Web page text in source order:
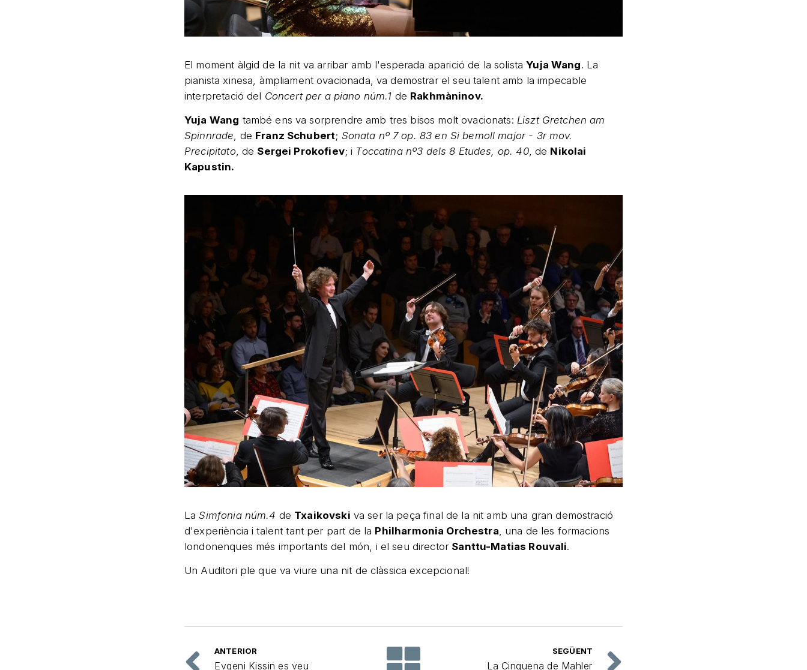
El moment àlgid de la nit va arribar amb l'esperada aparició de la solistaYuja Wang. La
pianista xinesa, àmpliament ovacionada, va demostrar el seu talent amb la impecable
interpretació del Concert per a piano núm.1 de Rakhmàninov.
Yuja Wang també ens va sorprendre amb tres bisos molt ovacionats: Liszt Gretchen am
Spinnrade, de Franz Schubert; Sonata nº 7 op. 83 en Si bemoll major - 3r mov.
Precipitato, de Sergei Prokofiev; i Toccatina nº3 dels 8 Etudes, op. 40, de Nikolai
Kapustin.
LaSimfonia núm.4 de Txaikovski va ser la peça final de la nit amb una gran demostració
d'experiència i talent tant per part de la Philharmonia Orchestra , una de les formacions
londonenques més importants del món, i el seu director Santtu-Matias Rouvali.
Un Auditori ple que va viure una nit de clàssica excepcional!
ANTERIOR
Evgeni Kissin es veu
SEGÜENT
La Cinquena de Mahler